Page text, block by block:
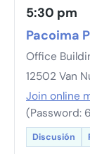
5:30 pm
Pacoima
Office
12502 Van
Join online
(Password:
Discusión